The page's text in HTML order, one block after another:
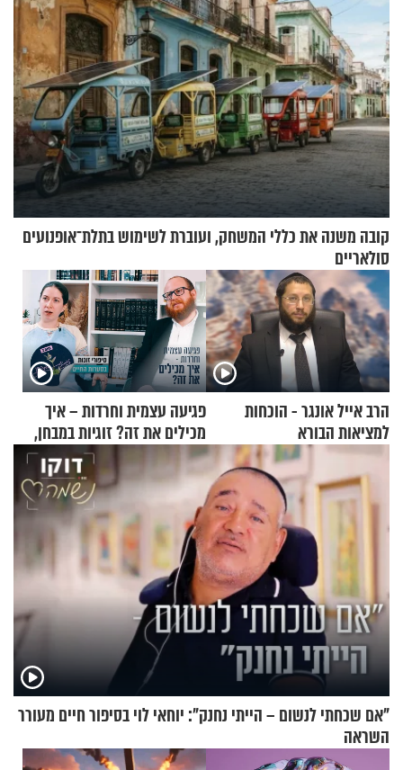
קובה משנה את כללי המשחק, ועוברת לשימוש בתלת־אופנועים
סולאריים
הרב אייל אונגר - הוכחות
למציאות הבורא
פגיעה עצמית וחרדות – איך
מכילים את זה? זוגיות במבחן,
הפעם עם יהודית ואלתר כהן
"אם שכחתי לנשום – הייתי נחנק": יוחאי לוי בסיפור חיים מעורר
השראה